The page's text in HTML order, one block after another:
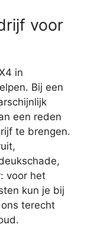
voor
in
Bij een
een reden
te brengen.
voor het
kun je bij
terecht